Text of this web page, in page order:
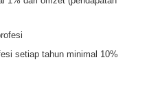
setiap tahun minimal 10%